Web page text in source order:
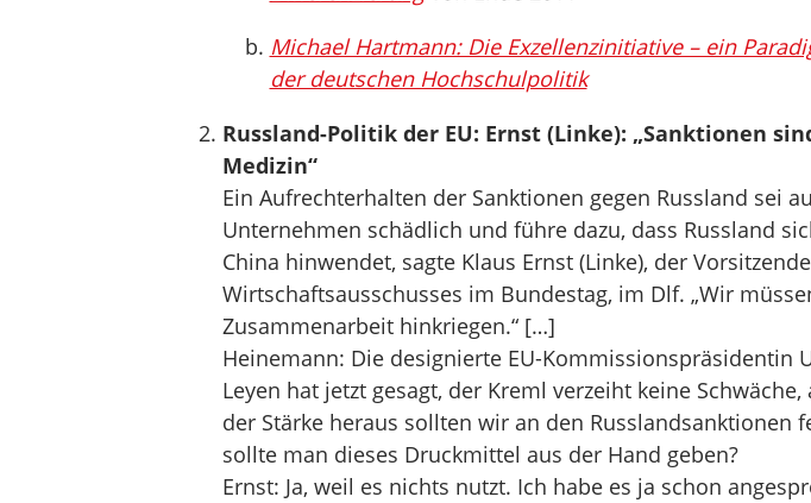
Michael Hartmann: Die Exzellenzinitiative – ein
der deutschen Hochschulpolitik
Russland-Politik der EU: Ernst (Linke): „Sanktionen
Medizin“
Ein Aufrechterhalten der Sanktionen gegen Russland sei
Unternehmen schädlich und führe dazu, dass Russland
China hinwendet, sagte Klaus Ernst (Linke), der
Wirtschaftsausschusses im Bundestag, im Dlf. „Wir
Zusammenarbeit hinkriegen.“ […]
Heinemann: Die designierte EU-Kommissionspräsidentin
Leyen hat jetzt gesagt, der Kreml verzeiht keine
der Stärke heraus sollten wir an den Russlandsanktionen
sollte man dieses Druckmittel aus der Hand geben?
Ernst: Ja, weil es nichts nutzt. Ich habe es ja schon